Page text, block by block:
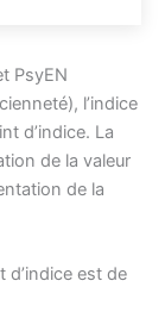
PsyEN
l’indice
d’indice. La
de la valeur
de la
d’indice est de